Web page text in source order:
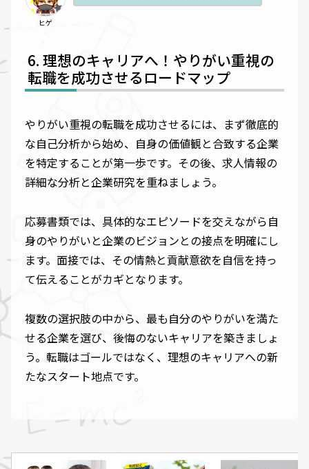
ヒゲ
理想のキャリアへ！やりがい重視の
転職を成功させるロードマップ
やりがい重視の転職を成功させるには、まず徹底的
な自己分析から始め、自身の価値観と合致する企業
を特定することが第一歩です。その後、求人情報の
詳細な分析と企業研究を重ねましょう。
応募書類では、具体的なエピソードを交えながら自
身のやりがいと企業のビジョンとの接点を明確にし
ます。面接では、その情熱と貢献意欲を自信を持っ
て伝えることがカギとなります。
複数の選択肢の中から、最も自分のやりがいを満た
せる企業を選び、後悔のないキャリアを築きましょ
う。転職はゴールではなく、理想のキャリアへの新
たなスタート地点です。